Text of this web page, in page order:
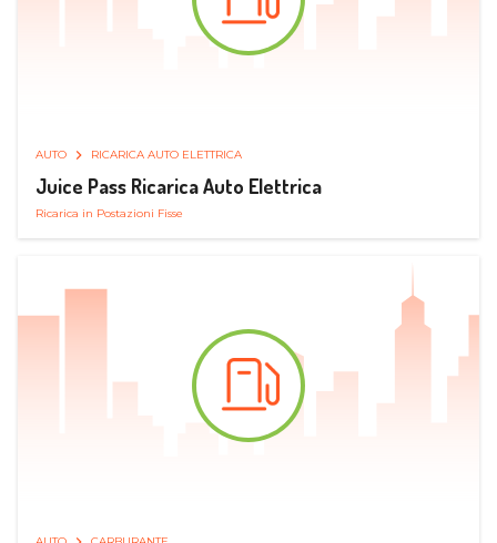
AUTO RICARICA AUTO ELETTRICA
Juice Pass Ricarica Auto Elettrica
Ricarica in Postazioni Fisse